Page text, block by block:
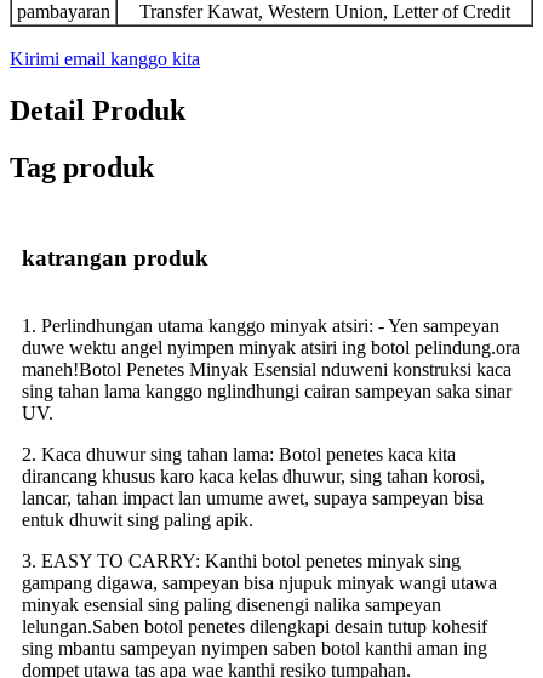
pambayaran
Transfer Kawat, Western Union, Letter of Credit
Kirimi email kanggo kita
Detail Produk
Tag produk
katrangan produk
1. Perlindhungan utama kanggo minyak atsiri: - Yen sampeyan
duwe wektu angel nyimpen minyak atsiri ing botol pelindung.ora
maneh!Botol Penetes Minyak Esensial nduweni konstruksi kaca
sing tahan lama kanggo nglindhungi cairan sampeyan saka sinar
UV.
2. Kaca dhuwur sing tahan lama: Botol penetes kaca kita
dirancang khusus karo kaca kelas dhuwur, sing tahan korosi,
lancar, tahan impact lan umume awet, supaya sampeyan bisa
entuk dhuwit sing paling apik.
3. EASY TO CARRY: Kanthi botol penetes minyak sing
gampang digawa, sampeyan bisa njupuk minyak wangi utawa
minyak esensial sing paling disenengi nalika sampeyan
lelungan.Saben botol penetes dilengkapi desain tutup kohesif
sing mbantu sampeyan nyimpen saben botol kanthi aman ing
dompet utawa tas apa wae kanthi resiko tumpahan.